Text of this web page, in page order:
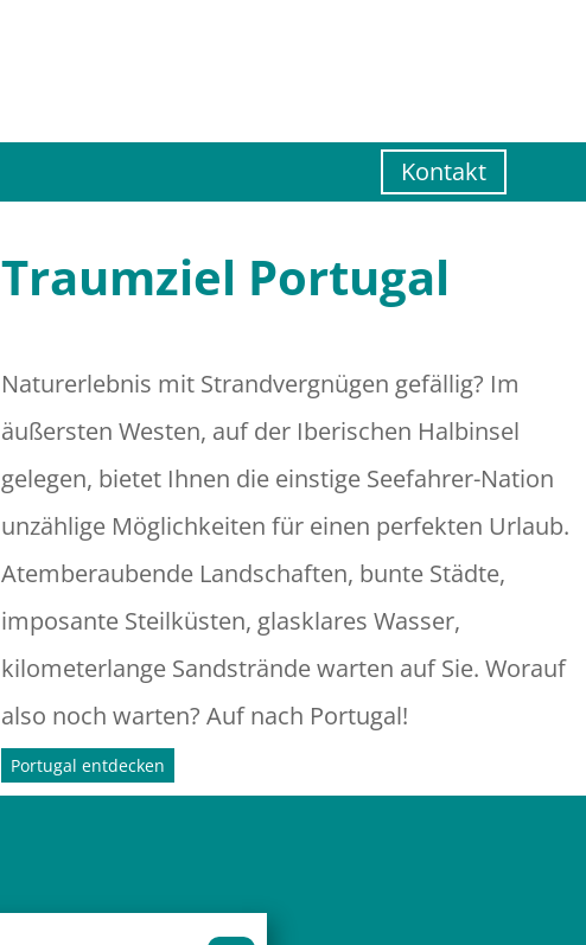
Kontakt
Traumziel Portugal
Naturerlebnis mit Strandvergnügen gefällig? Im
äußersten Westen, auf der Iberischen Halbinsel
gelegen, bietet Ihnen die einstige Seefahrer-Nation
unzählige Möglichkeiten für einen perfekten Urlaub.
Atemberaubende Landschaften, bunte Städte,
imposante Steilküsten, glasklares Wasser,
kilometerlange Sandstrände warten auf Sie. Worauf
also noch warten? Auf nach Portugal!
Portugal entdecken